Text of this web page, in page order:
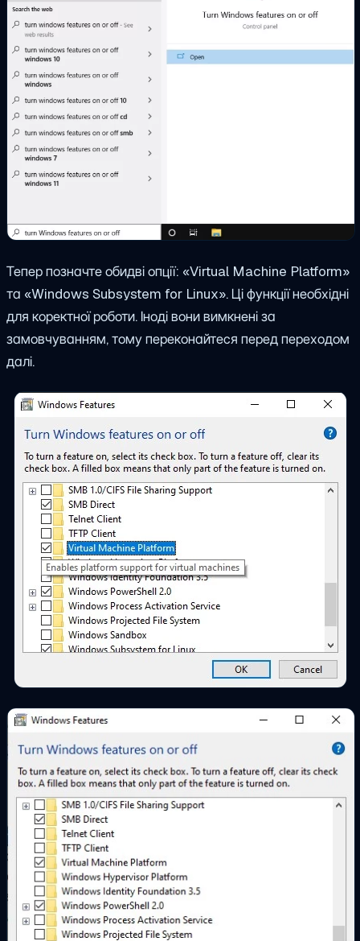
Тепер позначте обидві опції: «Virtual Machine Platform»
та «Windows Subsystem for Linux». Ці функції необхідні
для коректної роботи. Іноді вони вимкнені за
замовчуванням, тому переконайтеся перед переходом
далі.